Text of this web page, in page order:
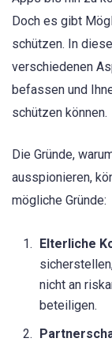
Doch es gibt
schützen. In
verschiedenen
befassen und
schützen können.
Die Gründe,
ausspionieren,
mögliche Gründe:
Elterliche
nicht an
beteiligen.